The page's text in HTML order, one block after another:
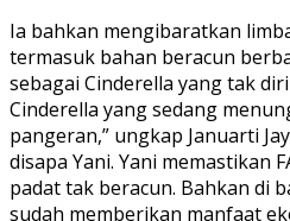
Ia bahkan mengibaratkan
termasuk bahan beracun
sebagai Cinderella yang tak
Cinderella yang sedang
pangeran,” ungkap Januarti
disapa Yani. Yani memastikan
padat tak beracun. Bahkan di
sudah memberikan manfaat